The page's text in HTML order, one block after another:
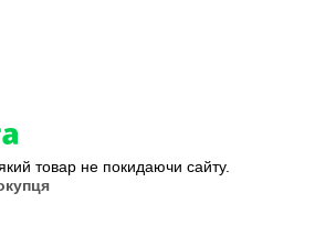
товар не покидаючи сайту.